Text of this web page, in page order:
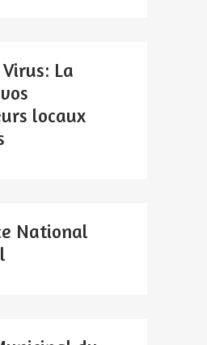
Virus: La
locaux
National